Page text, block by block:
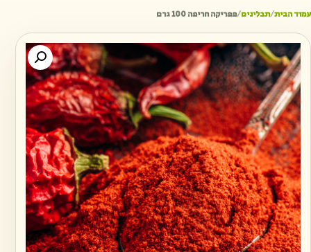
עמוד הבית/תבלינים/פפריקה חריפה 100 גרם